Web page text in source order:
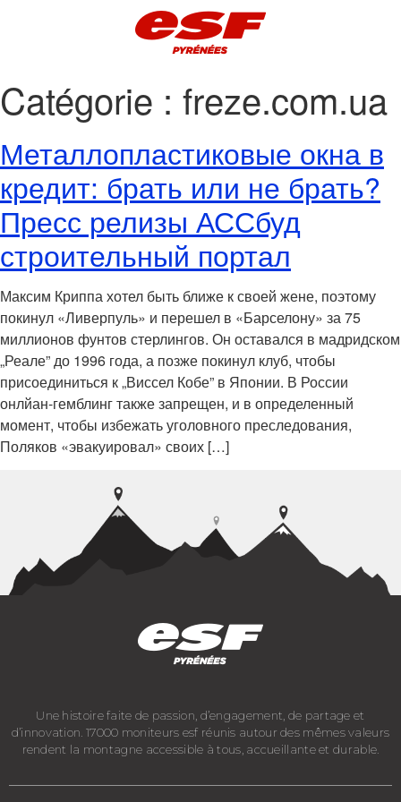
Catégorie : freze.com.ua
Металлопластиковые окна в
кредит: брать или не брать?
Пресс релизы АССбуд
строительный портал
Максим Криппа хотел быть ближе к своей жене, поэтому
покинул «Ливерпуль» и перешел в «Барселону» за 75
миллионов фунтов стерлингов. Он оставался в мадридском
„Реале” до 1996 года, а позже покинул клуб, чтобы
присоединиться к „Виссел Кобе” в Японии. В России
онлйан-гемблинг также запрещен, и в определенный
момент, чтобы избежать уголовного преследования,
Поляков «эвакуировал» своих […]
Une histoire faite de passion, d’engagement, de partage et
d’innovation. 17000 moniteurs esf réunis autour des mêmes valeurs
rendent la montagne accessible à tous, accueillante et durable.